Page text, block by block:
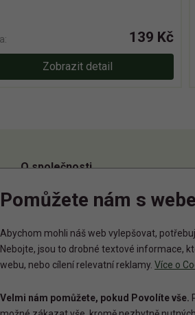
139 Kč
Zobrazit detail
O společnosti
O nás
Pomůžete nám s
Abychom mohli náš web vylepšovat,
Nebojte, jsou to drobné textové informace,
webu, nebo cílení relevatní reklamy. Více o
Velmi nám pomůžete, pokud Povolíte vše.